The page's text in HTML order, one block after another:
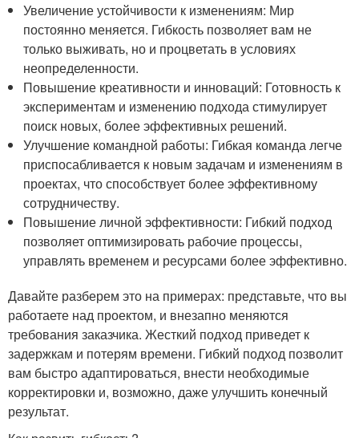
Увеличение устойчивости к изменениям: Мир
постоянно меняется. Гибкость позволяет вам не
только выживать, но и процветать в условиях
неопределенности.
Повышение креативности и инноваций: Готовность к
экспериментам и изменению подхода стимулирует
поиск новых, более эффективных решений.
Улучшение командной работы: Гибкая команда легче
приспосабливается к новым задачам и изменениям в
проектах, что способствует более эффективному
сотрудничеству.
Повышение личной эффективности: Гибкий подход
позволяет оптимизировать рабочие процессы,
управлять временем и ресурсами более эффективно.
Давайте разберем это на примерах: представьте, что вы
работаете над проектом, и внезапно меняются
требования заказчика. Жесткий подход приведет к
задержкам и потерям времени. Гибкий подход позволит
вам быстро адаптироваться, внести необходимые
корректировки и, возможно, даже улучшить конечный
результат.